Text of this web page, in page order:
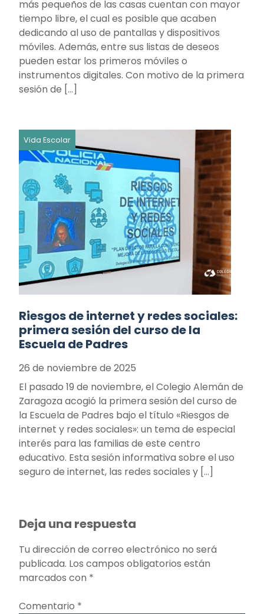
más pequeños de las casas cuentan con mayor
tiempo libre, el cual es posible que acaben
dedicando al uso de pantallas y dispositivos
móviles. Además, entre sus listas de deseos
pueden estar los primeros móviles o
instrumentos digitales. Con motivo de la primera
sesión de […]
Vida Escolar
Riesgos de internet y redes sociales:
primera sesión del curso de la
Escuela de Padres
26 de noviembre de 2025
El pasado 19 de noviembre, el Colegio Alemán de
Zaragoza acogió la primera sesión del curso de
la Escuela de Padres bajo el título «Riesgos de
internet y redes sociales»: un tema de especial
interés para las familias de este centro
educativo. Esta sesión informativa sobre el uso
seguro de internet, las redes sociales y […]
Deja una respuesta
Tu dirección de correo electrónico no será
publicada. Los campos obligatorios están
marcados con *
Comentario *